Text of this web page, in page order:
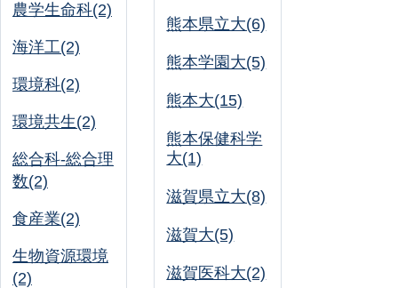
農学生命科(2)
海洋工(2)
環境科(2)
環境共生(2)
総合科-総合理
数(2)
食産業(2)
生物資源環境
(2)
熊本県立大(6)
熊本学園大(5)
熊本大(15)
熊本保健科学
大(1)
滋賀県立大(8)
滋賀大(5)
滋賀医科大(2)